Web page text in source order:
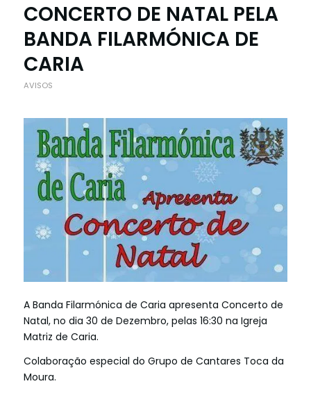
CONCERTO DE NATAL PELA
BANDA FILARMÓNICA DE
CARIA
AVISOS
A Banda Filarmónica de Caria apresenta Concerto de
Natal, no dia 30 de Dezembro, pelas 16:30 na Igreja
Matriz de Caria.
Colaboração especial do Grupo de Cantares Toca da
Moura.